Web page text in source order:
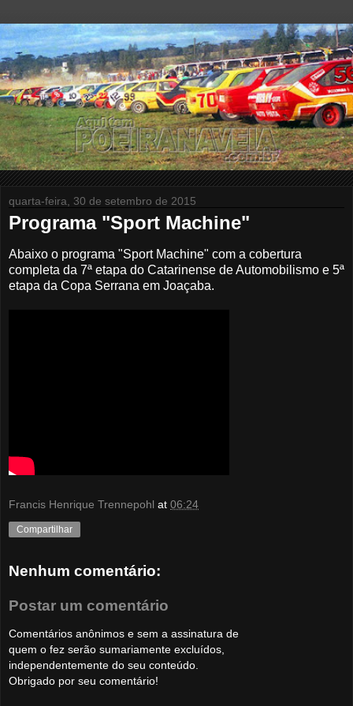
quarta-feira, 30 de setembro de 2015
Programa "Sport Machine"
Abaixo o programa "Sport Machine" com a cobertura
completa da 7ª etapa do Catarinense de Automobilismo e 5ª
etapa da Copa Serrana em Joaçaba.
Francis Henrique Trennepohl at 06:24
Compartilhar
Nenhum comentário:
Postar um comentário
Comentários anônimos e sem a assinatura de
quem o fez serão sumariamente excluídos,
independentemente do seu conteúdo.
Obrigado por seu comentário!